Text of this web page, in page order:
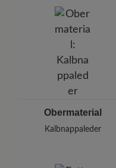
Pleidelsheimer Str.
E-mail:
Telefon: 0800
Obermaterial
Kalbnappaleder